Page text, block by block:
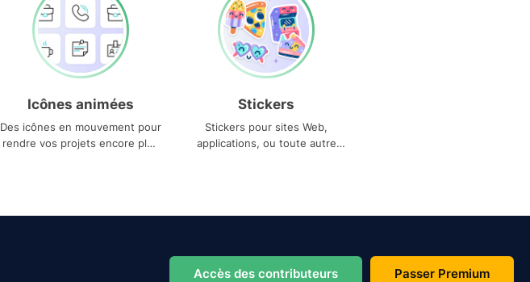
Icônes animées
Des icônes en mouvement pour
rendre vos projets encore plus
Stickers
Stickers pour sites Web,
applications, ou toute autre
Accès des contributeurs Passer Premium